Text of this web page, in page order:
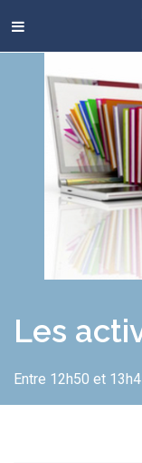
Les
Entre 12h50 et